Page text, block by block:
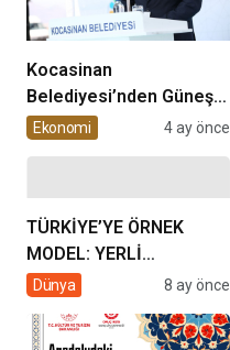
Kocasinan
Belediyesi’nden Güneş
Enerjisi Hamlesi
Ekonomi 4 ay önce
TÜRKİYE’YE ÖRNEK
MODEL: YERLİ
ÜRETİMDE KAYSERİ
GÜNDEMİNDE
Dünya 8 ay önce